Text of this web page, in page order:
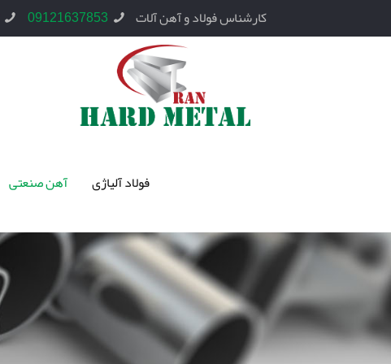
کارشناس فولاد و آهن آلات 09121637853
فولاد آلیاژی آهن صنعتی